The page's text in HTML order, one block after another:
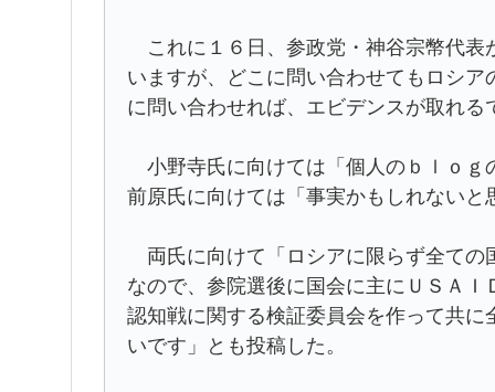
これに１６日、参政党・神谷宗幣代表
いますが、どこに問い合わせてもロシ
に問い合わせれば、エビデンスが取れ
小野寺氏に向けては「個人のｂｌｏｇ
前原氏に向けては「事実かもしれない
両氏に向けて「ロシアに限らず全ての
なので、参院選後に国会に主にＵＳＡ
認知戦に関する検証委員会を作って共
いです」とも投稿した。